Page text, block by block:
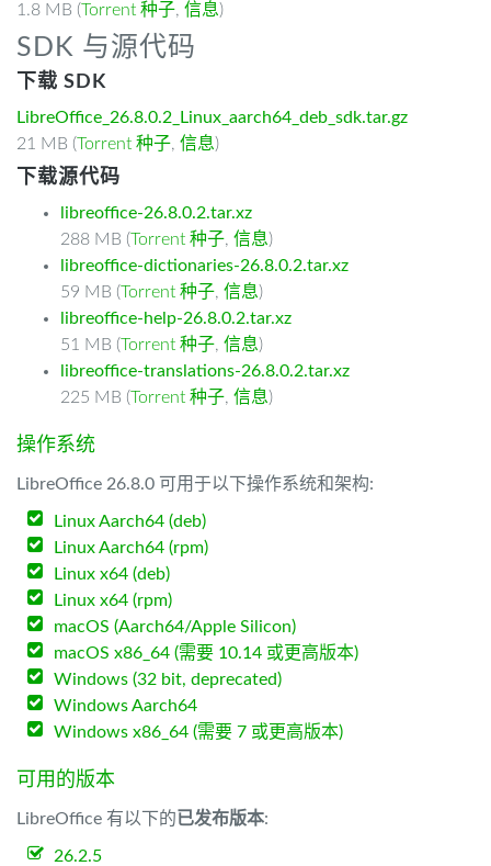
1.8 MB (Torrent 种子, 信息)
SDK 与源代码
下载 SDK
LibreOffice_26.8.0.2_Linux_aarch64_deb_sdk.tar.gz
21 MB (Torrent 种子, 信息)
下载源代码
libreoffice-26.8.0.2.tar.xz
288 MB (Torrent 种子, 信息)
libreoffice-dictionaries-26.8.0.2.tar.xz
59 MB (Torrent 种子, 信息)
libreoffice-help-26.8.0.2.tar.xz
51 MB (Torrent 种子, 信息)
libreoffice-translations-26.8.0.2.tar.xz
225 MB (Torrent 种子, 信息)
操作系统
LibreOffice 26.8.0 可用于以下操作系统和架构:
Linux Aarch64 (deb)
Linux Aarch64 (rpm)
Linux x64 (deb)
Linux x64 (rpm)
macOS (Aarch64/Apple Silicon)
macOS x86_64 (需要 10.14 或更高版本)
Windows (32 bit, deprecated)
Windows Aarch64
Windows x86_64 (需要 7 或更高版本)
可用的版本
LibreOffice 有以下的已发布版本:
26.2.5